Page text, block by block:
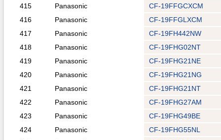
415
Panasonic
CF-19FFGCXCM
416
Panasonic
CF-19FFGLXCM
417
Panasonic
CF-19FH442NW
418
Panasonic
CF-19FHG02NT
419
Panasonic
CF-19FHG21NE
420
Panasonic
CF-19FHG21NG
421
Panasonic
CF-19FHG21NT
422
Panasonic
CF-19FHG27AM
423
Panasonic
CF-19FHG49BE
424
Panasonic
CF-19FHG55NL